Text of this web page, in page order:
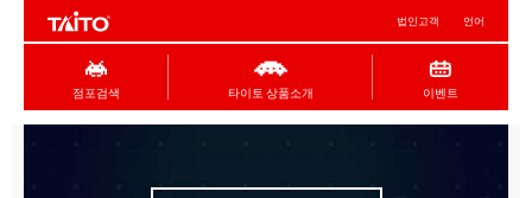
법인고객 언어
점포검색 타이토 상품소개 이벤트